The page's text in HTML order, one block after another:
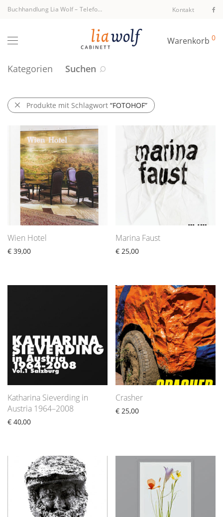
Buchhandlung Lia Wolf– Telefon +43 1 512 40 94 Kontakt
Warenkorb 0
Kategorien Suchen
Produkte mit Schlagwort “FOTOHOF”
Wien Hotel
€ 39,00
Marina Faust
€ 25,00
Katharina Sieverding in
Austria 1964–2008
€ 40,00
Crasher
€ 25,00